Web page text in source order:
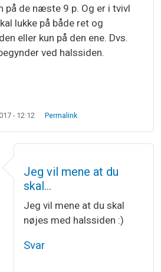
på de næste 9 p. Og er i tvivl
lukke på både ret og
eller kun på den ene. Dvs.
ved halssiden.
- 12:12 Permalink
skal på en trøje lukke…af
Jeg vil mene at du
skal…
Jeg vil mene at du skal
nøjes med halssiden :)
Svar